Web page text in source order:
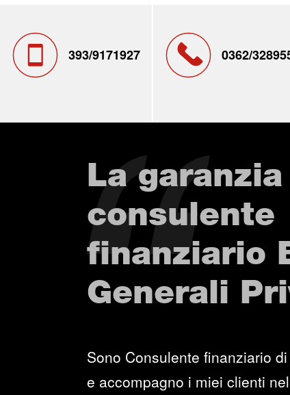
393/9171927 0362/
La
consulente
finanziario
Generali
Sono Consulente finanziario
e accompagno i miei clienti